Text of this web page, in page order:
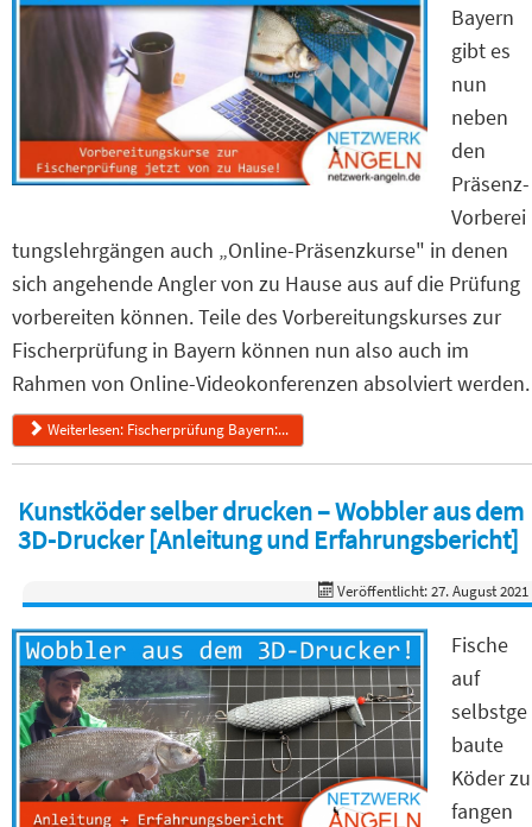
Bayern
gibt es
nun
neben
den
Präsenz-
Vorberei
tungslehrgängen auch „Online-Präsenzkurse" in denen
sich angehende Angler von zu Hause aus auf die Prüfung
vorbereiten können. Teile des Vorbereitungskurses zur
Fischerprüfung in Bayern können nun also auch im
Rahmen von Online-Videokonferenzen absolviert werden.
Weiterlesen: Fischerprüfung Bayern:...
Kunstköder selber drucken – Wobbler aus dem
3D-Drucker [Anleitung und Erfahrungsbericht]
Veröffentlicht: 27. August 2021
Fische
auf
selbstge
baute
Köder zu
fangen